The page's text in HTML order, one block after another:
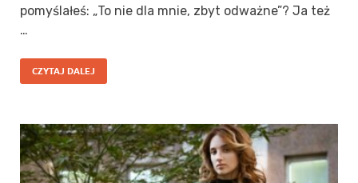
pomyślałeś: „To nie dla mnie, zbyt odważne”? Ja też
…
CZYTAJ DALEJ